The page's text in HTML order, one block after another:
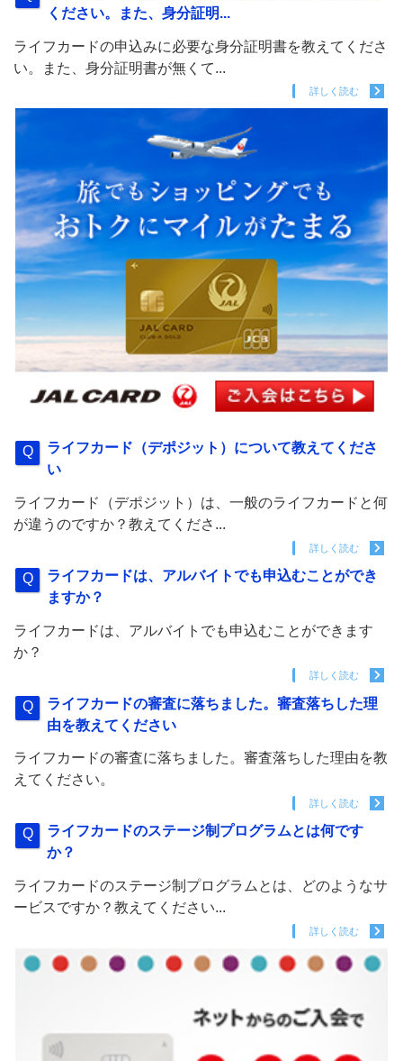
ください。また、身分証明...
ライフカードの申込みに必要な身分証明書を教えてくださ
い。また、身分証明書が無くて...
詳しく読む
ライフカード（デポジット）について教えてくださ
い
ライフカード（デポジット）は、一般のライフカードと何
が違うのですか？教えてくださ...
詳しく読む
ライフカードは、アルバイトでも申込むことができ
ますか？
ライフカードは、アルバイトでも申込むことができます
か？
詳しく読む
ライフカードの審査に落ちました。審査落ちした理
由を教えてください
ライフカードの審査に落ちました。審査落ちした理由を教
えてください。
詳しく読む
ライフカードのステージ制プログラムとは何です
か？
ライフカードのステージ制プログラムとは、どのようなサ
ービスですか？教えてください...
詳しく読む